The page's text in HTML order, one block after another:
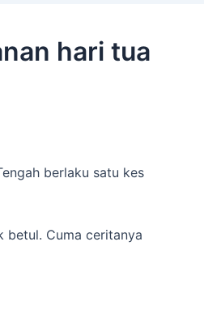
hari tua
berlaku satu kes
betul. Cuma ceritanya